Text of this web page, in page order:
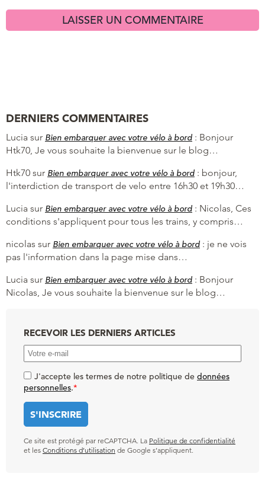
DERNIERS COMMENTAIRES
Lucia sur Bien embarquer avec votre vélo à bord : Bonjour
Htk70, Je vous souhaite la bienvenue sur le blog…
Htk70 sur Bien embarquer avec votre vélo à bord : bonjour,
l'interdiction de transport de velo entre 16h30 et 19h30…
Lucia sur Bien embarquer avec votre vélo à bord : Nicolas, Ces
conditions s'appliquent pour tous les trains, y compris…
nicolas sur Bien embarquer avec votre vélo à bord : je ne vois
pas l'information dans la page mise dans…
Lucia sur Bien embarquer avec votre vélo à bord : Bonjour
Nicolas, Je vous souhaite la bienvenue sur le blog…
RECEVOIR LES DERNIERS ARTICLES
J'accepte les termes de notre politique de données
personnelles.*
Ce site est protégé par reCAPTCHA. La Politique de confidentialité
et les Conditions d’utilisation de Google s’appliquent.